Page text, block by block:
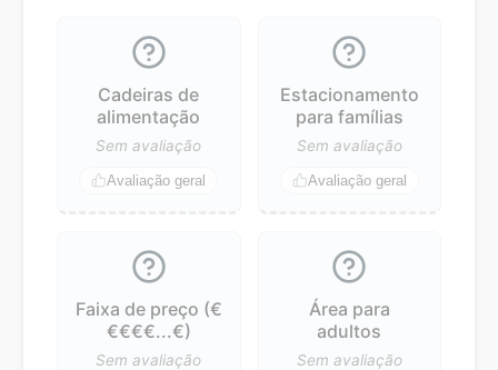
Cadeiras de
alimentação
Sem avaliação
Avaliação geral
Estacionamento
para famílias
Sem avaliação
Avaliação geral
Faixa de preço (€
€€€€...€)
Sem avaliação
Área para
adultos
Sem avaliação